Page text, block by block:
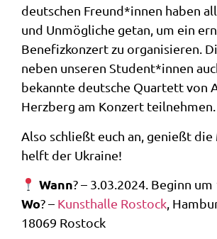
deutschen Freund*innen haben
und Unmögliche getan, um ein
Benefizkonzert zu organisieren.
neben unseren Student*innen
bekannte deutsche Quartett von
Herzberg am Konzert teilnehmen.
Also schließt euch an, genießt die
helft der Ukraine!
Wann? – 3.03.2024. Beginn um
Wo? – Kunsthalle Rostock ,
18069 Rostock